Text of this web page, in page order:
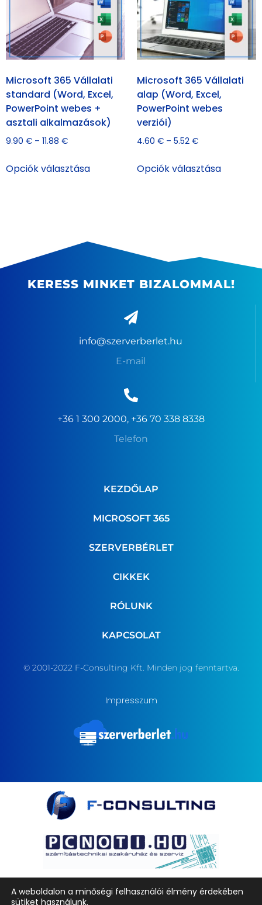
Microsoft 365 Vállalati
standard (Word, Excel,
PowerPoint webes +
asztali alkalmazások)
9.90 € – 11.88 €
Opciók választása
Microsoft 365 Vállalati
alap (Word, Excel,
PowerPoint webes
verziói)
4.60 € – 5.52 €
Opciók választása
KERESS MINKET BIZALOMMAL!
info@szerverberlet.hu
E-mail
+36 1 300 2000, +36 70 338 8338
Telefon
KEZDŐLAP
MICROSOFT 365
SZERVERBÉRLET
CIKKEK
RÓLUNK
KAPCSOLAT
© 2001-2022 F-Consulting Kft. Minden jog fenntartva.
Impresszum
A weboldalon a minőségi felhasználói élmény érdekében
sütiket használunk.